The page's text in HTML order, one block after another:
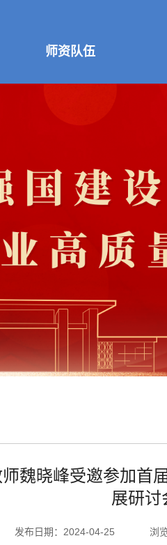
师资队伍
魏晓峰受邀参加首
展研讨
发布日期：2024-04-25 浏